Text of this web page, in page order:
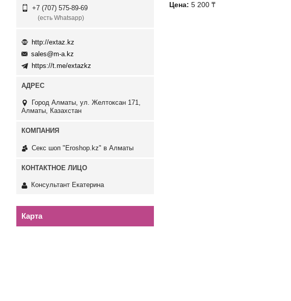
Цена: 5 200 ₸
+7 (707) 575-89-69
(есть Whatsapp)
http://extaz.kz
sales@m-a.kz
https://t.me/extazkz
Город Алматы, ул. Желтоксан 171,
Алматы, Казахстан
Секс шоп "Eroshop.kz" в Алматы
Консультант Екатерина
Карта